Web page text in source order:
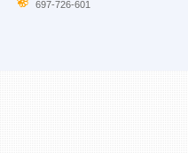
697-726-601